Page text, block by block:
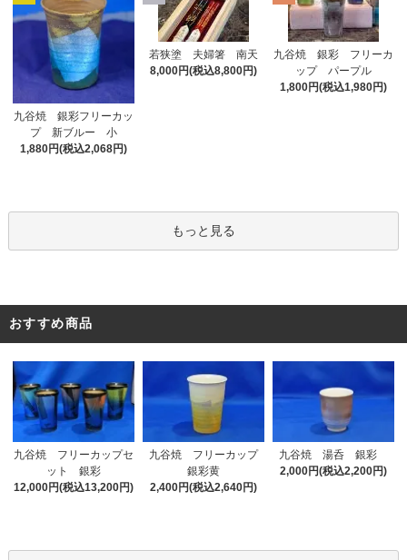
九谷焼 銀彩フリーカッ
プ 新ブルー 小
1,880円(税込2,068円)
若狭塗 夫婦箸 南天
8,000円(税込8,800円)
九谷焼 銀彩 フリーカ
ップ パープル
1,800円(税込1,980円)
もっと見る
おすすめ商品
九谷焼 フリーカップセ
ット 銀彩
12,000円(税込13,200円)
九谷焼 フリーカップ
銀彩黄
2,400円(税込2,640円)
九谷焼 湯呑 銀彩
2,000円(税込2,200円)